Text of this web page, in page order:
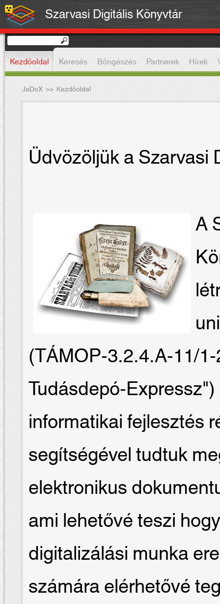
Szarvasi Digitális Könyvtár
Kezdőoldal Keresés Böngészés Partnerek Hírek
JaDoX >> Kezdőoldal
Üdvözöljük a Szarvasi
A
(TÁMOP-3.2.4.A-11/
Tudásdepó-
informatikai fejlesztés
segítségével tudtuk
elektronikus
ami lehetővé teszi
digitalizálási munka
számára elérhetővé